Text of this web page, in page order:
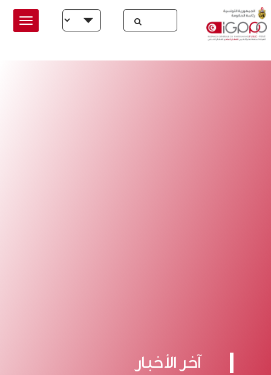
Skip to main content
Select your language
آخر الأخبار